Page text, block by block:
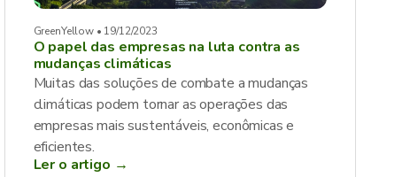
GreenYellow • 19/12/2023
O papel das empresas na luta contra as
mudanças climáticas
Muitas das soluções de combate a mudanças
climáticas podem tornar as operações das
empresas mais sustentáveis, econômicas e
eficientes.
Ler o artigo →